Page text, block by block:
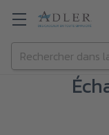
Passer au contenu
Rechercher